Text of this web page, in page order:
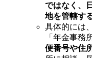
ではなく、
地を管轄す
具体的には
「年金事務
便番号や住